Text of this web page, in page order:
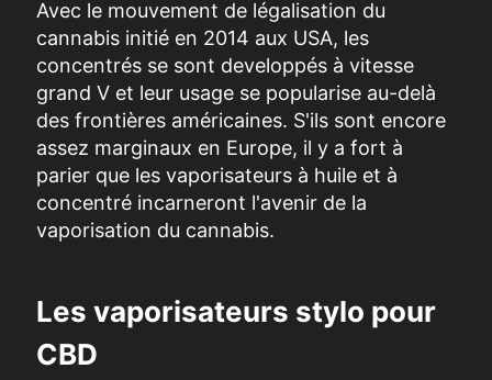
Avec le mouvement de légalisation du
cannabis initié en 2014 aux USA, les
concentrés se sont developpés à vitesse
grand V et leur usage se popularise au-delà
des frontières américaines. S'ils sont encore
assez marginaux en Europe, il y a fort à
parier que les vaporisateurs à huile et à
concentré incarneront l'avenir de la
vaporisation du cannabis.
Les vaporisateurs stylo pour
CBD